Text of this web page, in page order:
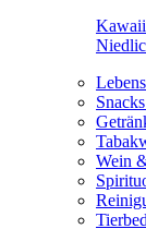
Wein